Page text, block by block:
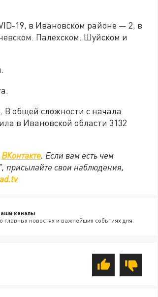
19, в Ивановском районе — 2, в
Палехском. Шуйском и
В общей сложности с начала
в Ивановской области 3132
ВКонтакте. Если вам есть чем
присылайте свои наблюдения,
каналы
главных новостях и важнейших событиях дня.